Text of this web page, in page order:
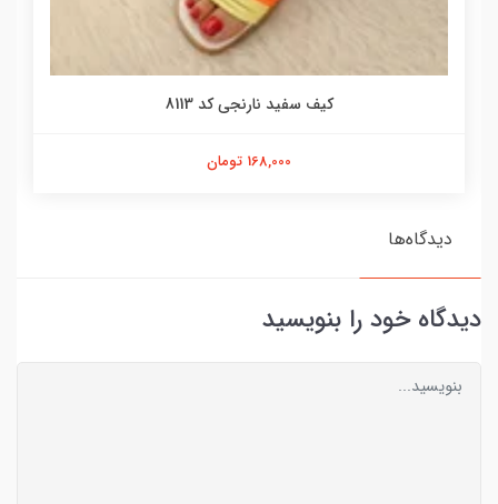
کیف سفید نارنجی کد 8113
168,000 تومان
دیدگاه‌ها
دیدگاه خود را بنویسید